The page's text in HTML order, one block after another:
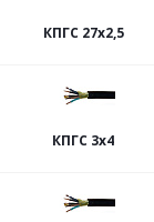
КПГС 27х2,5
КПГС 3х4